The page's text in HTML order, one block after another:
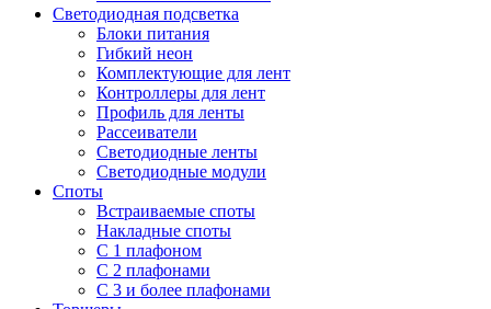
Светодиодная подсветка
Блоки питания
Гибкий неон
Комплектующие для лент
Контроллеры для лент
Профиль для ленты
Рассеиватели
Светодиодные ленты
Светодиодные модули
Споты
Встраиваемые споты
Накладные споты
С 1 плафоном
С 2 плафонами
С 3 и более плафонами